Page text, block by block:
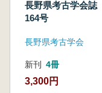
長野県考古学会誌
164号
長野県考古学会
新刊 4冊
3,300円